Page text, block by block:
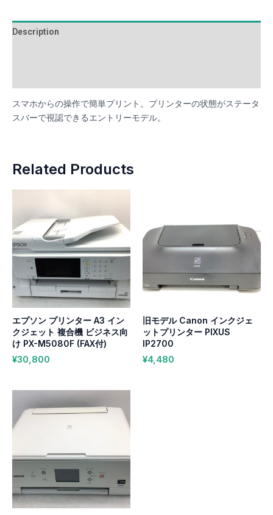
向
Description
スマホからの操作で簡単プリント。プリンターの状態がステータ
スバーで視認できるエントリーモデル。
Related Products
エプソン プリンター A3 イン
クジェット 複合機 ビジネス向
け PX-M5080F (FAX付)
¥30,800
旧モデル Canon インクジェ
ットプリンター PIXUS
IP2700
¥4,480